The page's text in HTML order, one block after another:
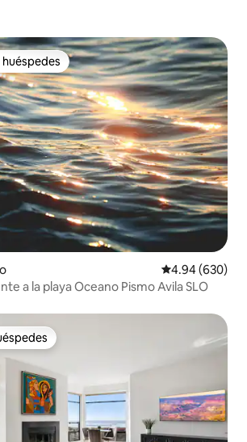
preferido
Calificación
4.94 (630)
a la playa Oceano Pismo Avila SLO